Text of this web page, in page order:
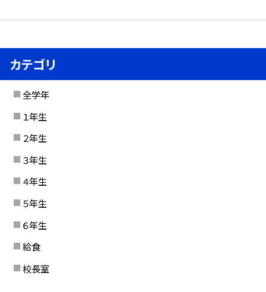
カテゴリ
全学年
１年生
２年生
３年生
４年生
５年生
６年生
給食
校長室